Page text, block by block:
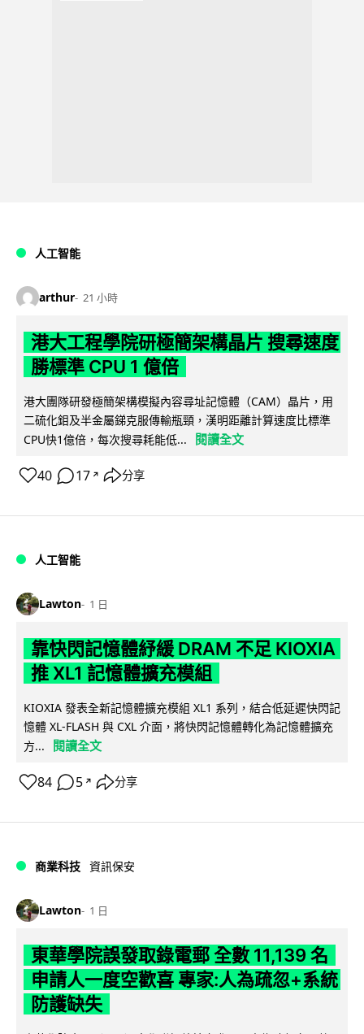
人工智能
arthur 21 小時
港大工程學院研極簡架構晶片 搜尋速度
勝標準 CPU 1 億倍
港大團隊研發極簡架構模擬內容尋址記憶體（CAM）晶片，用
二硫化鉬及半金屬銻克服傳輸瓶頸，漢明距離計算速度比標準
CPU快1億倍，每次搜尋耗能低...
閱讀全文
40 17 ↗ 分享
人工智能
Lawton 1 日
靠快閃記憶體紓緩 DRAM 不足 KIOXIA
推 XL1 記憶體擴充模組
KIOXIA 發表全新記憶體擴充模組 XL1 系列，結合低延遲快閃記
憶體 XL-FLASH 與 CXL 介面，將快閃記憶體轉化為記憶體擴充
方...
閱讀全文
84 5 ↗ 分享
商業科技 資訊保安
Lawton 1 日
東華學院誤發取錄電郵 全數 11,139 名
申請人一度空歡喜 專家:人為疏忽+系統
防護缺失